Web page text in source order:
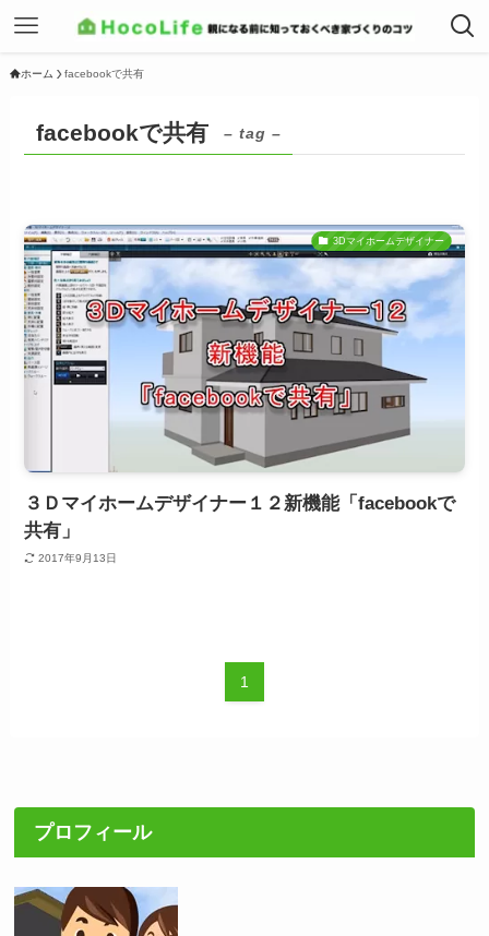
ホーム facebookで共有
facebookで共有 – tag –
3Dマイホームデザイナー
３Ｄマイホームデザイナー１２新機能「facebookで
共有」
2017年9月13日
1
プロフィール